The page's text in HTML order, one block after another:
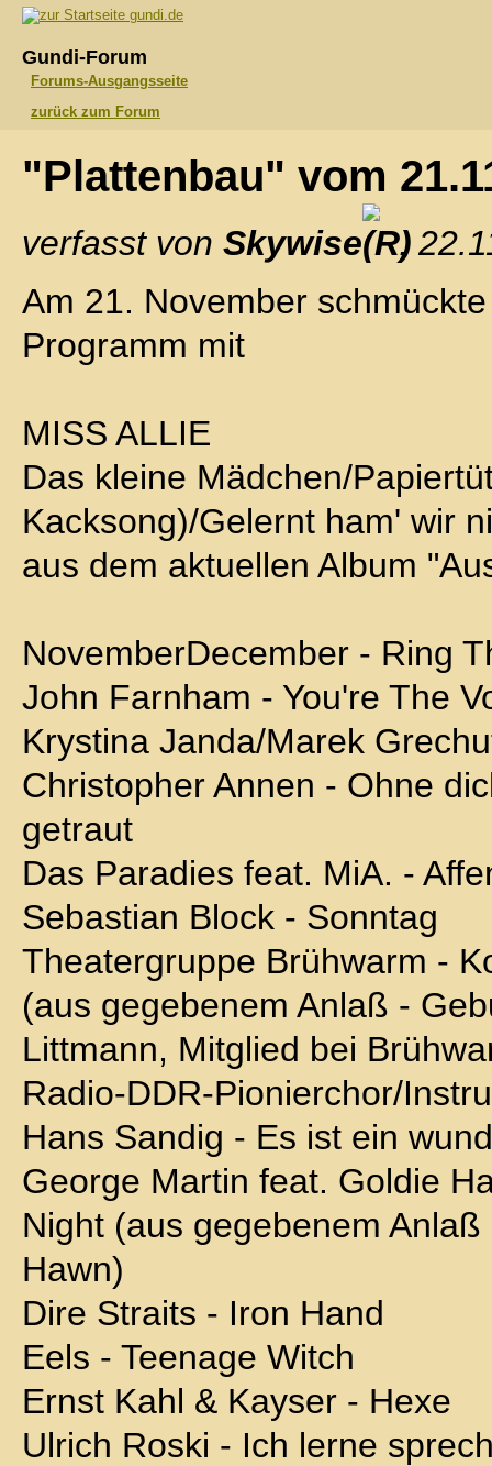
gundi.de
Gundi-Forum
Forums-Ausgangsseite
zurück zum Forum
"Plattenbau" vom
verfasst von Skywise
,
Am 21. November
Programm mit
MISS ALLIE
Das kleine Mädchen/
Kacksong)/Gelernt ham' wir
aus dem aktuellen Album
NovemberDecember - Ring
John Farnham - You're The
Krystina Janda/Marek
Christopher Annen - Ohne
getraut
Das Paradies feat. MiA. -
Sebastian Block - Sonntag
Theatergruppe Brühwarm -
(aus gegebenem Anlaß -
Littmann, Mitglied bei
Radio-DDR-Pionierchor/
Hans Sandig - Es ist ein
George Martin feat. Goldie
Night (aus gegebenem
Hawn)
Dire Straits - Iron Hand
Eels - Teenage Witch
Ernst Kahl & Kayser - Hexe
Ulrich Roski - Ich lerne